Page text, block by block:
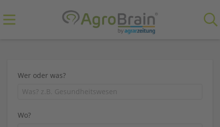
Wer oder was?
Wo?